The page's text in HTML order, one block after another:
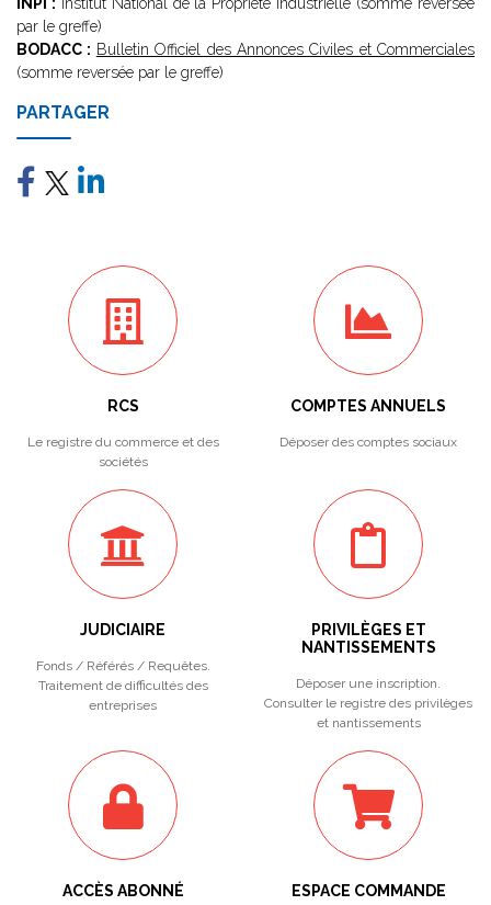
par le greffe)
BODACC : Bulletin Officiel des Annonces Civiles et Commerciales
(somme reversée par le greffe)
PARTAGER
RCS
Le registre du commerce et des
sociétés
COMPTES ANNUELS
Déposer des comptes sociaux
JUDICIAIRE
Fonds / Référés / Requêtes.
Traitement de difficultés des
entreprises
PRIVILÈGES ET
NANTISSEMENTS
Déposer une inscription.
Consulter le registre des privilèges
et nantissements
ACCÈS ABONNÉ ESPACE COMMANDE